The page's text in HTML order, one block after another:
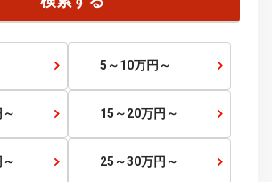
～
5～10万円～